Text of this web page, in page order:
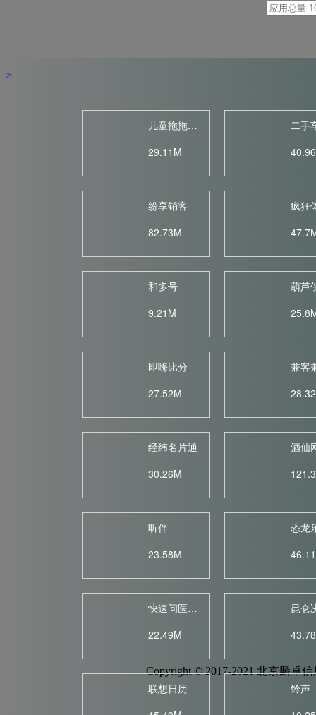
>
儿童拖拖乐...
29.11M
二手
纷享销客
82.73M
疯狂
和多号
9.21M
葫芦
即嗨比分
27.52M
兼客
经纬名片通
30.26M
酒仙
听伴
23.58M
恐龙
快速问医生...
22.49M
昆仑
联想日历
铃声
Copyright © 2017-2021 北京麟卓